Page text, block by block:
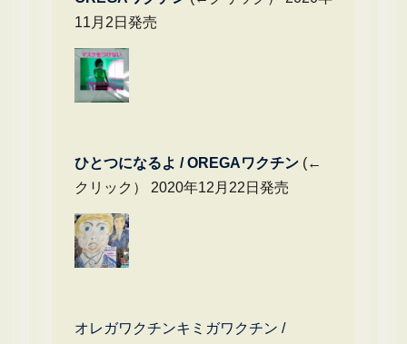
11月2日発売
ひとつになるよ / OREGAワクチン(←
クリック） 2020年12月22日発売
オレガワクチンキミガワクチン /